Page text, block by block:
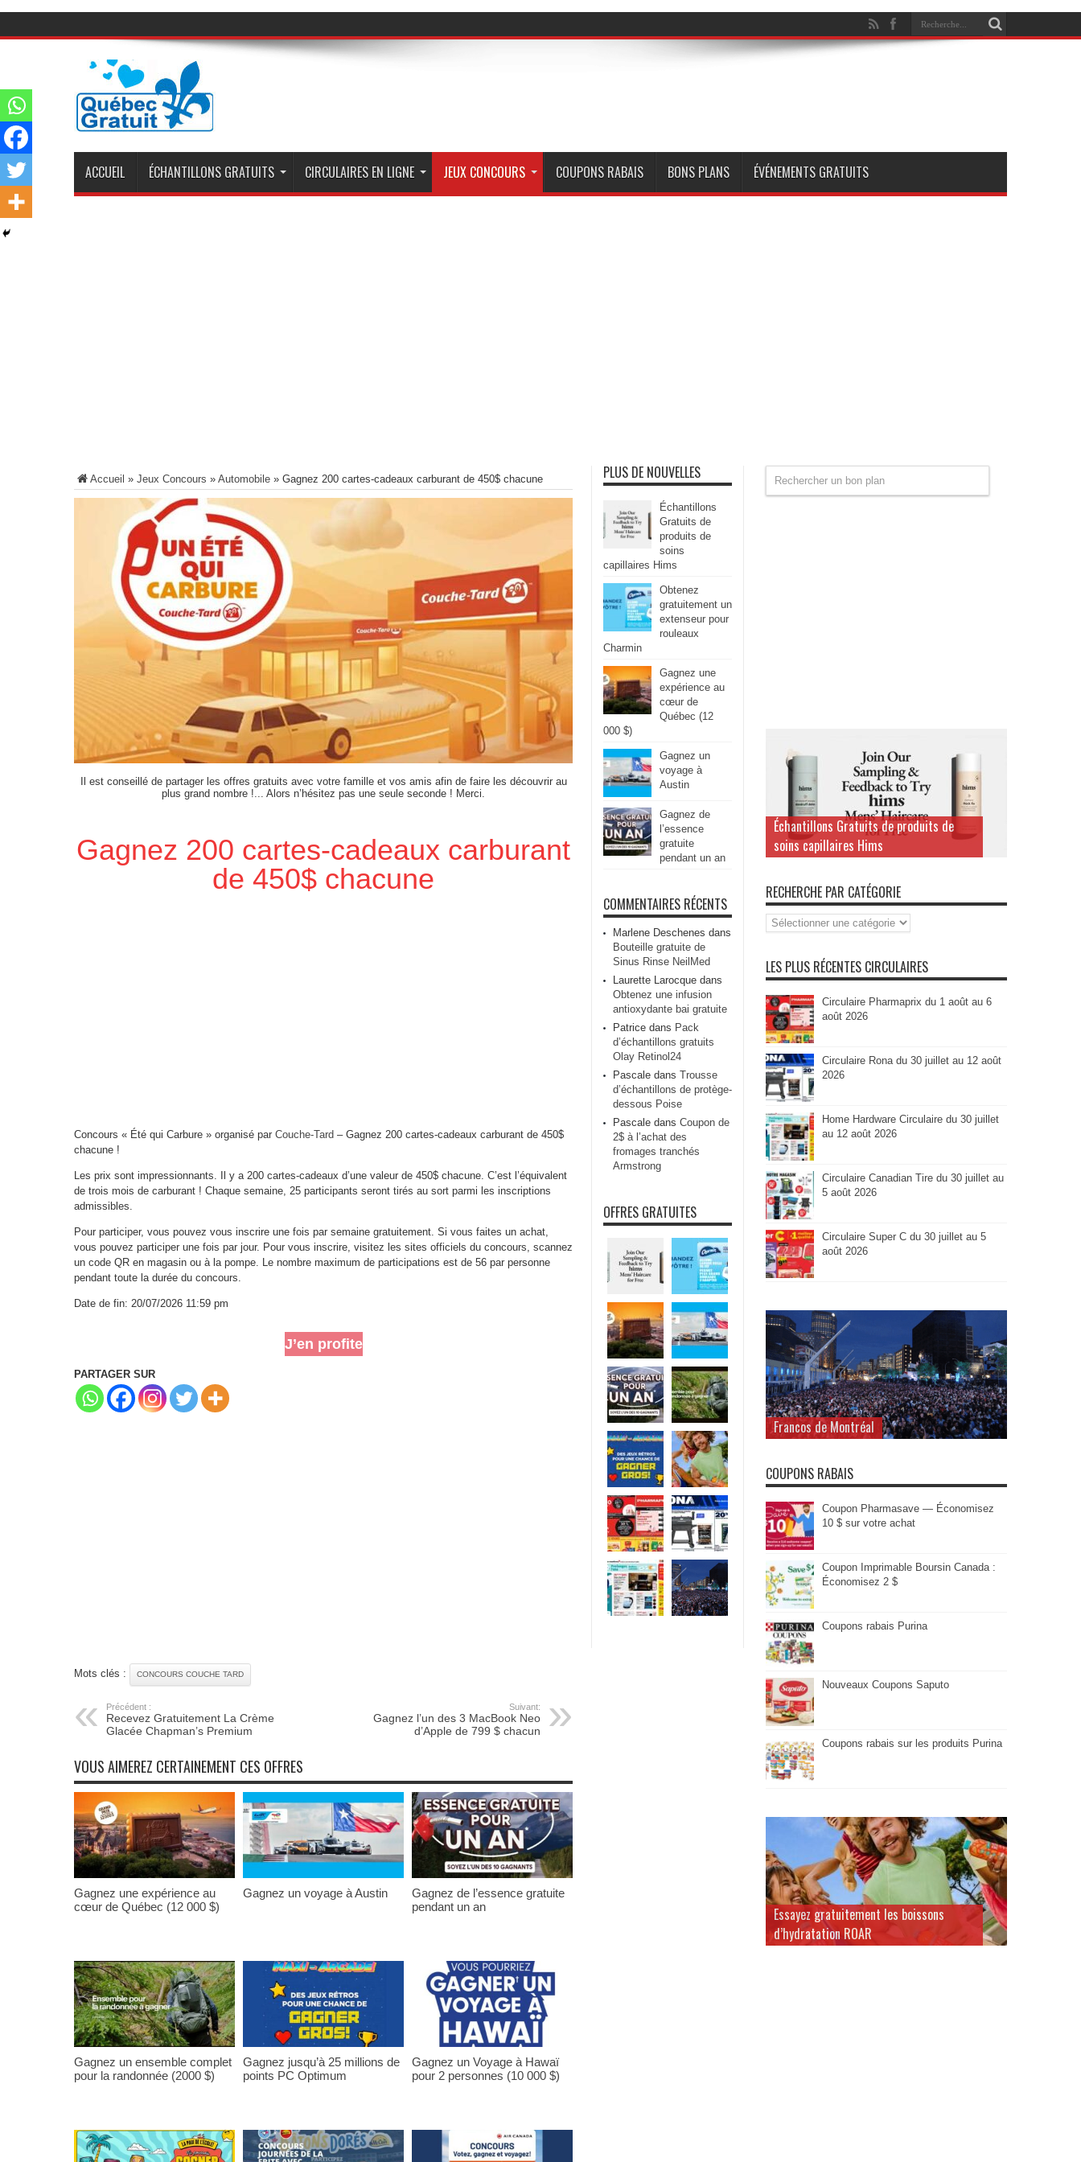
ACCUEIL ÉCHANTILLONS GRATUITS CIRCULAIRES EN LIGNE JEUX CONCOURS COUPONS RABAIS BONS PLANS ÉVÉNEMENTS GRATUITS
Accueil » Jeux Concours » Automobile » Gagnez 200 cartes-cadeaux carburant de 450$ chacune
Il est conseillé de partager les offres gratuits avec votre famille et vos amis afin de faire les découvrir au
plus grand nombre !... Alors n’hésitez pas une seule seconde ! Merci.
Gagnez 200 cartes-cadeaux carburant
de 450$ chacune
Concours « Été qui Carbure » organisé par Couche-Tard – Gagnez 200 cartes-cadeaux carburant de 450$
chacune !
Les prix sont impressionnants. Il y a 200 cartes-cadeaux d’une valeur de 450$ chacune. C’est l’équivalent
de trois mois de carburant ! Chaque semaine, 25 participants seront tirés au sort parmi les inscriptions
admissibles.
Pour participer, vous pouvez vous inscrire une fois par semaine gratuitement. Si vous faites un achat,
vous pouvez participer une fois par jour. Pour vous inscrire, visitez les sites officiels du concours, scannez
un code QR en magasin ou à la pompe. Le nombre maximum de participations est de 56 par personne
pendant toute la durée du concours.
Date de fin: 20/07/2026 11:59 pm
J’en profite
PARTAGER SUR
Mots clés : CONCOURS COUCHE TARD
Précédent :
Recevez Gratuitement La Crème
Glacée Chapman’s Premium
Suivant:
Gagnez l’un des 3 MacBook Neo
d’Apple de 799 $ chacun
VOUS AIMEREZ CERTAINEMENT CES OFFRES
Gagnez une expérience au
cœur de Québec (12 000 $)
Gagnez un voyage à Austin
Gagnez de l’essence gratuite
pendant un an
Gagnez un ensemble complet
pour la randonnée (2000 $)
Gagnez jusqu’à 25 millions de
points PC Optimum
Gagnez un Voyage à Hawaï
pour 2 personnes (10 000 $)
PLUS DE NOUVELLES
Échantillons
Gratuits de
produits de
soins
capillaires Hims
Obtenez
gratuitement un
extenseur pour
rouleaux
Charmin
Gagnez une
expérience au
cœur de
Québec (12
000 $)
Gagnez un
voyage à
Austin
Gagnez de
l’essence
gratuite
pendant un an
COMMENTAIRES RÉCENTS
Marlene Deschenes dans
Bouteille gratuite de
Sinus Rinse NeilMed
Laurette Larocque dans
Obtenez une infusion
antioxydante bai gratuite
Patrice dans Pack
d’échantillons gratuits
Olay Retinol24
Pascale dans Trousse
d’échantillons de protège-
dessous Poise
Pascale dans Coupon de
2$ à l’achat des
fromages tranchés
Armstrong
OFFRES GRATUITES
Échantillons Gratuits de produits de
soins capillaires Hims
RECHERCHE PAR CATÉGORIE
Recherche
par
LES PLUS RÉCENTES CIRCULAIRES
Circulaire Pharmaprix du 1 août au 6
août 2026
Circulaire Rona du 30 juillet au 12 août
2026
Home Hardware Circulaire du 30 juillet
au 12 août 2026
Circulaire Canadian Tire du 30 juillet au
5 août 2026
Circulaire Super C du 30 juillet au 5
août 2026
Francos de Montréal
COUPONS RABAIS
Coupon Pharmasave — Économisez
10 $ sur votre achat
Coupon Imprimable Boursin Canada :
Économisez 2 $
Coupons rabais Purina
Nouveaux Coupons Saputo
Coupons rabais sur les produits Purina
Essayez gratuitement les boissons
d’hydratation ROAR